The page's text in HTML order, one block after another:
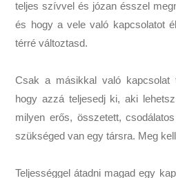
teljes szívvel és józan ésszel
és hogy a vele való kapcsolatot
térré változtasd.
Csak a másikkal való kapcsolat
hogy azzá teljesedj ki, aki
milyen erős, összetett,
szükséged van egy társra. Meg
Teljességgel átadni magad egy